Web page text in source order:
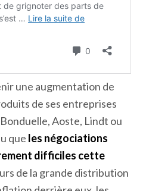
une augmentation de
de ses entreprises
Aoste, Lindt ou
que les négociations
difficiles cette
de la grande distribution